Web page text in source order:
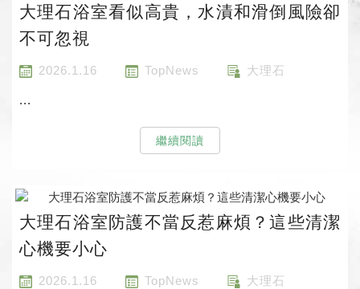
大理石浴室看似高貴，水漬和滑倒風險卻
不可忽視
2026.1.16 TopNews 大理石
...
繼續閱讀
大理石浴室防護不當反惹麻煩？這些清潔
心機要小心
2026.1.16 TopNews 大理石